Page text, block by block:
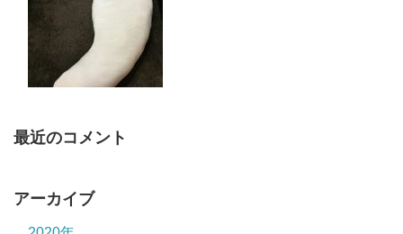
最近のコメント
アーカイブ